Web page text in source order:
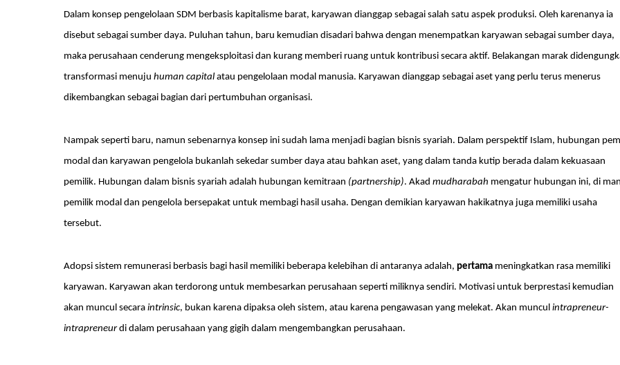
Dalam konsep pengelolaan SDM berbasis kapitalisme barat, karyawan dianggap sebagai salah satu aspek produksi. Oleh karenanya ia
disebut sebagai sumber daya. Puluhan tahun, baru kemudian disadari bahwa dengan menempatkan karyawan sebagai sumber daya,
maka perusahaan cenderung mengeksploitasi dan kurang memberi ruang untuk kontribusi secara aktif. Belakangan marak
transformasi menuju human capital atau pengelolaan modal manusia. Karyawan dianggap sebagai aset yang perlu terus menerus
dikembangkan sebagai bagian dari pertumbuhan organisasi.
Nampak seperti baru, namun sebenarnya konsep ini sudah lama menjadi bagian bisnis syariah. Dalam perspektif Islam, hubungan
modal dan karyawan pengelola bukanlah sekedar sumber daya atau bahkan aset, yang dalam tanda kutip berada dalam kekuasaan
pemilik. Hubungan dalam bisnis syariah adalah hubungan kemitraan (partnership). Akad mudharabah mengatur hubungan ini, di
pemilik modal dan pengelola bersepakat untuk membagi hasil usaha. Dengan demikian karyawan hakikatnya juga memiliki usaha
tersebut.
Adopsi sistem remunerasi berbasis bagi hasil memiliki beberapa kelebihan di antaranya adalah, pertama meningkatkan rasa memiliki
karyawan. Karyawan akan terdorong untuk membesarkan perusahaan seperti miliknya sendiri. Motivasi untuk berprestasi kemudian
akan muncul secara intrinsic, bukan karena dipaksa oleh sistem, atau karena pengawasan yang melekat. Akan muncul intrapreneur-
intrapreneurdi dalam perusahaan yang gigih dalam mengembangkan perusahaan.